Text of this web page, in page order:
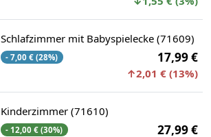
Schlafzimmer mit Babyspielecke (71609)
- 7,00 € (28%) 17,99 €
↑2,01 € (13%)
Kinderzimmer (71610)
- 12,00 € (30%) 27,99 €